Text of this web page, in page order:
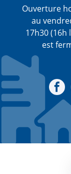
Ouverture
au
17h30 (16h
est